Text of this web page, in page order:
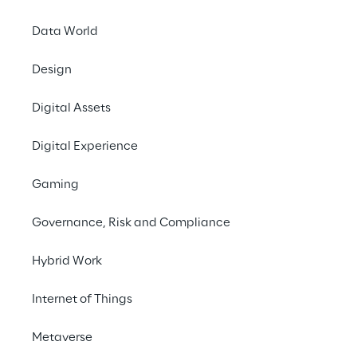
Data World
Design
Digital Assets
Digital Experience
Gaming
Governance, Risk and Compliance
Hybrid Work
Internet of Things
Metaverse
large,